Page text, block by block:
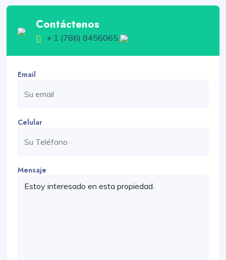
Contáctenos
+ 1 (786) 8456065
Email
Celular
Mensaje